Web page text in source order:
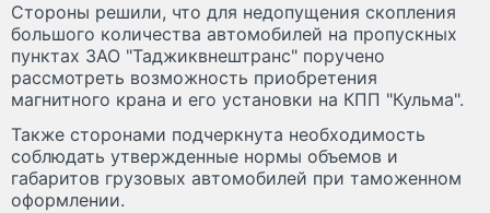
Стороны решили, что для недопущения скопления
большого количества автомобилей на пропускных
пунктах ЗАО "Таджиквнештранс" поручено
рассмотреть возможность приобретения
магнитного крана и его установки на КПП "Кульма".
Также сторонами подчеркнута необходимость
соблюдать утвержденные нормы объемов и
габаритов грузовых автомобилей при таможенном
оформлении.